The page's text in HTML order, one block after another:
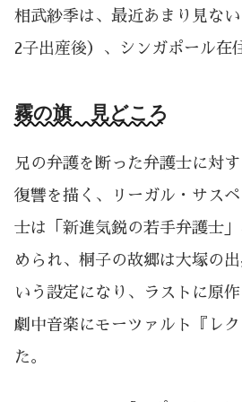
相武紗季は、最近あまり見な
2子出産後）、シンガポール在
霧の旗 見どころ
兄の弁護を断った弁護士に対
復讐を描く、リーガル・サス
士は「新進気鋭の若手弁護士
められ、桐子の故郷は大塚の
いう設定になり、ラストに原作
劇中音楽にモーツァルト『レ
た。